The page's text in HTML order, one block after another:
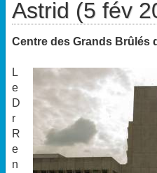
Astrid (5 fév
Centre des Grands Brûlés
L
e
D
r
R
e
n